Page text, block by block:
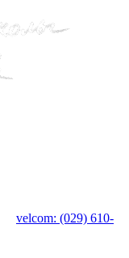
velcom: (029) 610-